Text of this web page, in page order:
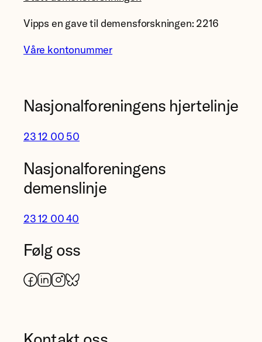
Vipps en gave til demensforskningen: 2216
Våre kontonummer
Nasjonalforeningens hjertelinje
23 12 00 50
Nasjonalforeningens
demenslinje
23 12 00 40
Følg oss
Facebook
LinkedIn
Instagram
Bluesky